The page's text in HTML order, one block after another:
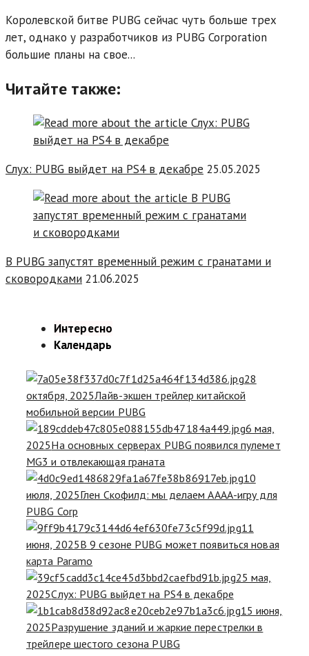
Королевской битве PUBG сейчас чуть больше трех
лет, однако у разработчиков из PUBG Corporation
большие планы на свое...
Читайте также:
Cлух: PUBG выйдет на PS4 в декабре 25.05.2025
В PUBG запустят временный режим с гранатами и
сковородками 21.06.2025
Интересно
Календарь
28
октября, 2025Лайв-экшен трейлер китайской
мобильной версии PUBG
6 мая,
2025На основных серверах PUBG появился пулемет
MG3 и отвлекающая граната
10
июля, 2025Глен Скофилд: мы делаем АААА-игру для
PUBG Corp
11
июня, 2025В 9 сезоне PUBG может появиться новая
карта Paramo
25 мая,
2025Cлух: PUBG выйдет на PS4 в декабре
15 июня,
2025Разрушение зданий и жаркие перестрелки в
трейлере шестого сезона PUBG